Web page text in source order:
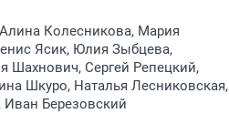
Колесникова, Мария
Ясик, Юлия Зыбцева,
Шахнович, Сергей Репецкий,
Шкуро, Наталья Лесниковская,
Иван Березовский